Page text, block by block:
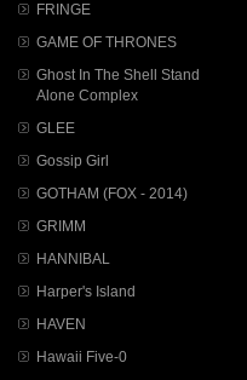
FRINGE
GAME OF THRONES
Ghost In The Shell Stand
Alone Complex
GLEE
Gossip Girl
GOTHAM (FOX - 2014)
GRIMM
HANNIBAL
Harper's Island
HAVEN
Hawaii Five-0